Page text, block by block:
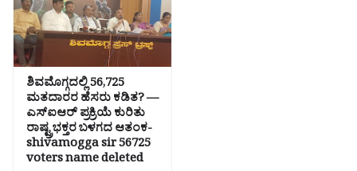
ಶಿವಮೊಗ್ಗದಲ್ಲಿ 56,725
ಮತದಾರರ ಹೆಸರು ಕಡಿತ? —
ಎಸ್‌ಐಆರ್‌ ಪ್ರಕ್ರಿಯೆ ಕುರಿತು
ರಾಷ್ಟ್ರಭಕ್ತರ ಬಳಗದ ಆತಂಕ-
shivamogga sir 56725
voters name deleted